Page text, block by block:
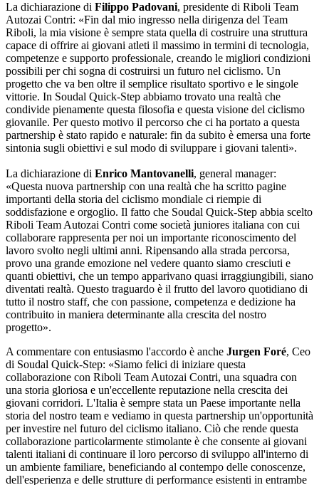
La dichiarazione di Filippo Padovani, presidente di Riboli Team
Autozai Contri: «Fin dal mio ingresso nella dirigenza del Team
Riboli, la mia visione è sempre stata quella di costruire una struttura
capace di offrire ai giovani atleti il massimo in termini di tecnologia,
competenze e supporto professionale, creando le migliori condizioni
possibili per chi sogna di costruirsi un futuro nel ciclismo. Un
progetto che va ben oltre il semplice risultato sportivo e le singole
vittorie. In Soudal Quick-Step abbiamo trovato una realtà che
condivide pienamente questa filosofia e questa visione del ciclismo
giovanile. Per questo motivo il percorso che ci ha portato a questa
partnership è stato rapido e naturale: fin da subito è emersa una forte
sintonia sugli obiettivi e sul modo di sviluppare i giovani talenti».
La dichiarazione di Enrico Mantovanelli, general manager:
«Questa nuova partnership con una realtà che ha scritto pagine
importanti della storia del ciclismo mondiale ci riempie di
soddisfazione e orgoglio. Il fatto che Soudal Quick-Step abbia scelto
Riboli Team Autozai Contri come società juniores italiana con cui
collaborare rappresenta per noi un importante riconoscimento del
lavoro svolto negli ultimi anni. Ripensando alla strada percorsa,
provo una grande emozione nel vedere quanto siamo cresciuti e
quanti obiettivi, che un tempo apparivano quasi irraggiungibili, siano
diventati realtà. Questo traguardo è il frutto del lavoro quotidiano di
tutto il nostro staff, che con passione, competenza e dedizione ha
contribuito in maniera determinante alla crescita del nostro
progetto».
A commentare con entusiasmo l'accordo è anche Jurgen Foré, Ceo
di Soudal Quick-Step: «Siamo felici di iniziare questa
collaborazione con Riboli Team Autozai Contri, una squadra con
una storia gloriosa e un'eccellente reputazione nella crescita dei
giovani corridori. L'Italia è sempre stata un Paese importante nella
storia del nostro team e vediamo in questa partnership un'opportunità
per investire nel futuro del ciclismo italiano. Ciò che rende questa
collaborazione particolarmente stimolante è che consente ai giovani
talenti italiani di continuare il loro percorso di sviluppo all'interno di
un ambiente familiare, beneficiando al contempo delle conoscenze,
dell'esperienza e delle strutture di performance esistenti in entrambe